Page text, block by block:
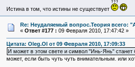
Истина в том, что истины не существует
Re: Неудаляемый вопрос.Теория всего:
« Ответ #177 : 09 Февраля 2010, 17:47:42 »
Цитата: Oleg.Ol от 09 Февраля 2010, 17:09:33
И может в этом свете и символ "Инь-Янь" станет
может, если быть чуть чуть внимательным. или